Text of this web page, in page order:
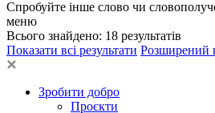
Спробуйте інше слово чи
меню
Всього знайдено: 18 результатів
Показати всі результати Розширений
Зробити добро
Проєкти